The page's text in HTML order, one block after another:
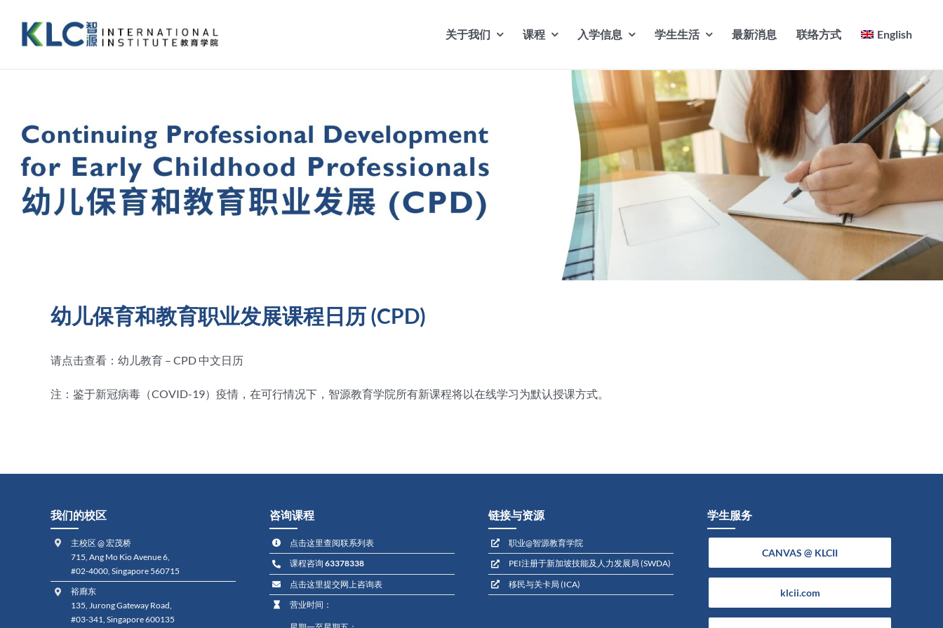
关于我们 课程 入学信息 学生生活 最新消息 联络方式 English
幼儿保育和教育职业发展课程日历 (CPD)
请点击查看：幼儿教育 – CPD 中文日历
注：鉴于新冠病毒（COVID-19）疫情，在可行情况下，智源教育学院所有新课程将以在线学习为默认授课方式。
我们的校区
主校区 @ 宏茂桥
715, Ang Mo Kio Avenue 6,
#02-4000, Singapore 560715
裕廊东
135, Jurong Gateway Road,
#03-341, Singapore 600135
咨询课程
点击这里查阅联系列表
课程咨询 63378338
点击这里提交网上咨询表
营业时间：
链接与资源
职业@智源教育学院
PEI注册于新加坡技能及人力发展局 (SWDA)
移民与关卡局 (ICA)
学生服务
CANVAS @ KLCII
klcii.com